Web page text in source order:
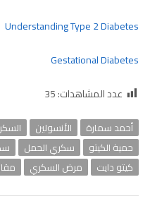
Understanding Type 2 Diabetes
Gestational Diabetes
عدد المشاهدات:35
أحمد سمارة الأنسولين
حمية الكيتو
سكري الحمل
كيتو دايت
مرض السكري